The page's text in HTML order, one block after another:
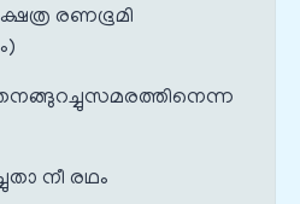
രണഭൂമി
നീ രഥം